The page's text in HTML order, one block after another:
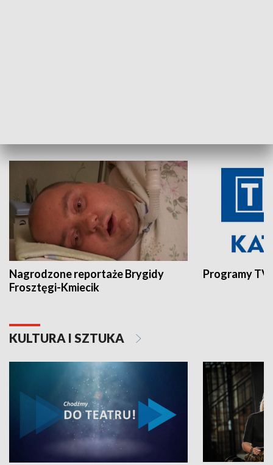
Nagrodzone reportaże Brygidy
Frosztęgi-Kmiecik
Programy
KULTURA I SZTUKA